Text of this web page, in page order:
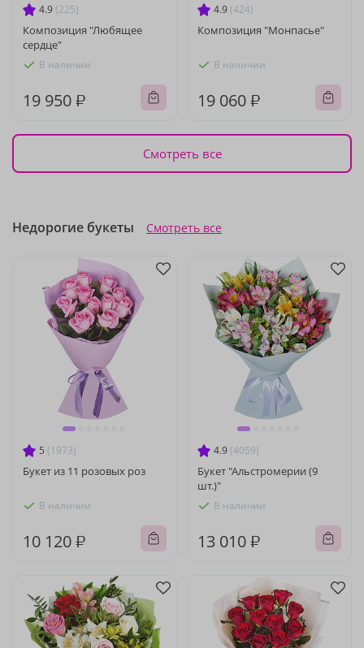
4.9 (225)
Композиция "Любящее
сердце"
В наличии
19 950 ₽
4.9 (424)
Композиция "Монпасье"
В наличии
19 060 ₽
Смотреть все
Недорогие букеты Смотреть все
5 (1973)
Букет из 11 розовых роз
В наличии
10 120 ₽
4.9 (4059)
Букет "Альстромерии (9
шт.)"
В наличии
13 010 ₽